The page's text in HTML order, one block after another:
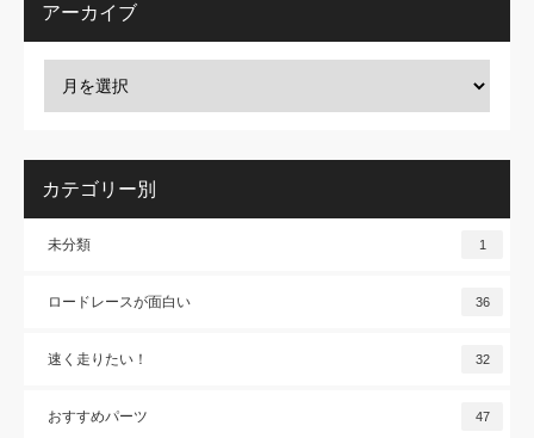
アーカイブ
カテゴリー別
未分類 1
ロードレースが面白い 36
速く走りたい！ 32
おすすめパーツ 47